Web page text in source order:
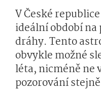
V České
ideální období
dráhy. Tento
obvykle možné
léta, nicméně ne
pozorování